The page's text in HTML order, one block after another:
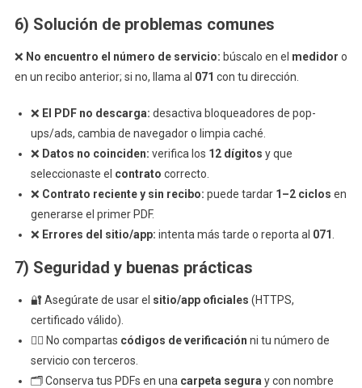
6) Solución de problemas comunes
❌ No encuentro el número de servicio: búscalo en el medidor o
en un recibo anterior; si no, llama al 071 con tu dirección.
❌ El PDF no descarga: desactiva bloqueadores de pop-
ups/ads, cambia de navegador o limpia caché.
❌ Datos no coinciden: verifica los 12 dígitos y que
seleccionaste el contrato correcto.
❌ Contrato reciente y sin recibo: puede tardar 1–2 ciclos en
generarse el primer PDF.
❌ Errores del sitio/app: intenta más tarde o reporta al 071
7) Seguridad y buenas prácticas
🔐 Asegúrate de usar el sitio/app oficiales (HTTPS,
certificado válido).
🙅‍♂️ No compartas códigos de verificación ni tu número de
servicio con terceros.
🗂️ Conserva tus PDFs en una carpeta segura y con nombre